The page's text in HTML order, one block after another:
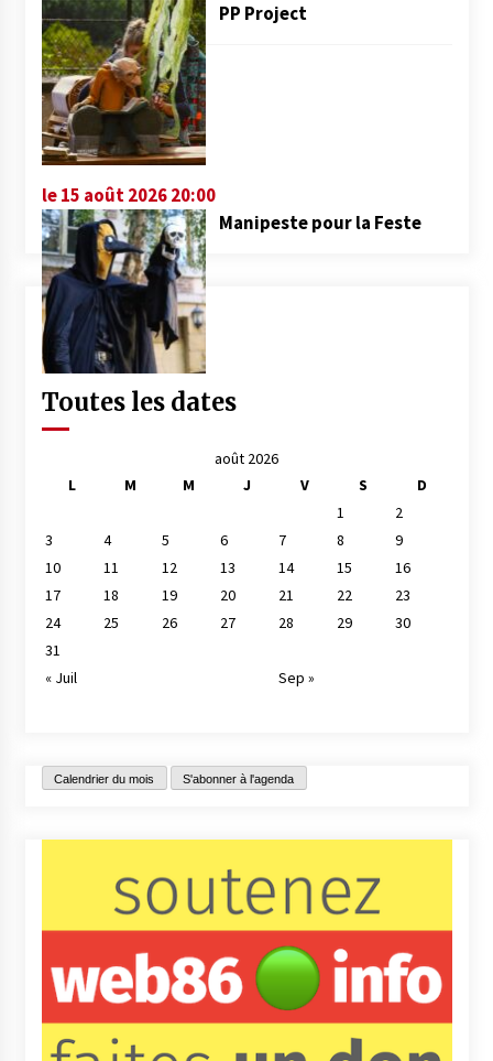
PP Project
le 15 août 2026 20:00
Manipeste pour la Feste
Toutes les dates
août 2026
L
M M J V S
D
1
2
3
4 5 6 7 8
9
10
11 12 13 14 15
16
17
18 19 20 21 22
23
24
25 26 27 28 29
30
31
« Juil
Sep »
Calendrier du mois S'abonner à l'agenda